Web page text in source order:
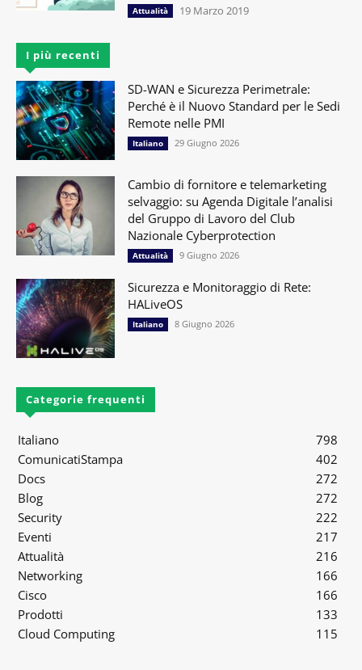
Attualità 19 Marzo 2019
I più recenti
SD-WAN e Sicurezza Perimetrale:
Perché è il Nuovo Standard per le Sedi
Remote nelle PMI
Italiano 29 Giugno 2026
Cambio di fornitore e telemarketing
selvaggio: su Agenda Digitale l’analisi
del Gruppo di Lavoro del Club
Nazionale Cyberprotection
Attualità 9 Giugno 2026
Sicurezza e Monitoraggio di Rete:
HALiveOS
Italiano 8 Giugno 2026
Categorie frequenti
Italiano
798
ComunicatiStampa
402
Docs
272
Blog
272
Security
222
Eventi
217
Attualità
216
Networking
166
Cisco
166
Prodotti
133
Cloud Computing
115